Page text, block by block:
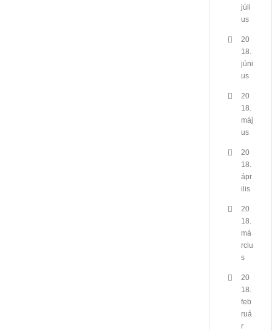
júli
us
20
18.
júni
us
20
18.
máj
us
20
18.
ápr
ilis
20
18.
má
rciu
s
20
18.
feb
ruá
r